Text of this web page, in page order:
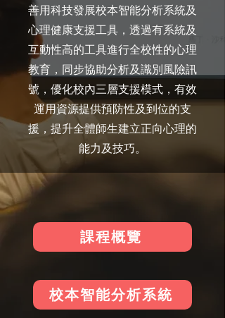
善用科技發展校本智能分析系統及
心理健康支援工具，透過有系統及
互動性高的工具進行全校性的心理
教育，同步協助分析及識別風險訊
號，優化校內三層支援模式，有效
運用資源提供預防性及到位的支
援，提升全體師生建立正向心理的
能力及技巧。
課程概覽
校本智能分析系統